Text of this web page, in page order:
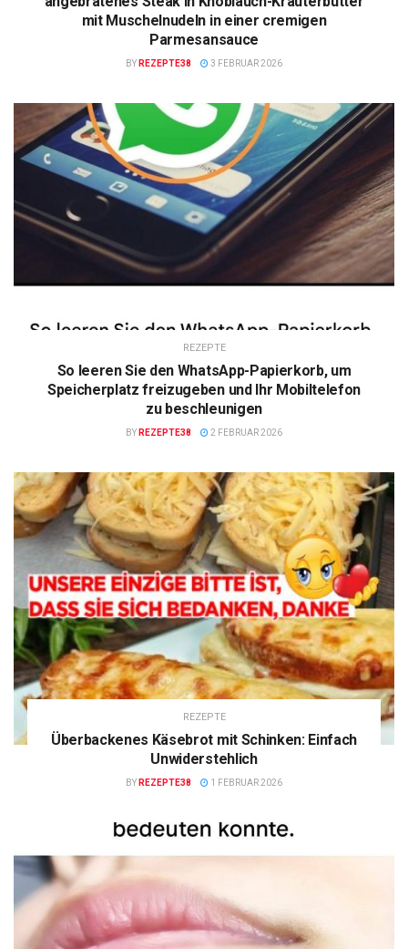
mit Muschelnudeln in einer cremigen
Parmesansauce
BY REZEPTE38 3 FEBRUAR 2026
REZEPTE
So leeren Sie den WhatsApp-Papierkorb, um
Speicherplatz freizugeben und Ihr Mobiltelefon
zu beschleunigen
BY REZEPTE38 2 FEBRUAR 2026
REZEPTE
Überbackenes Käsebrot mit Schinken: Einfach
Unwiderstehlich
BY REZEPTE38 1 FEBRUAR 2026